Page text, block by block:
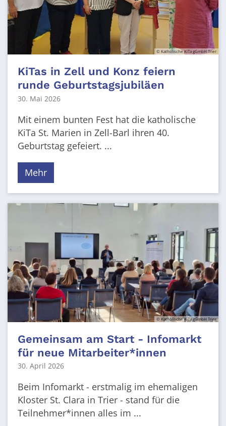
© Katholische KiTa gGmbH Trier
KiTas in Zell und Konz feiern
runde Geburtstagsjubiläen
30. Mai 2026
Mit einem bunten Fest hat die katholische
KiTa St. Marien in Zell-Barl ihren 40.
Geburtstag gefeiert. ...
Mehr
© Katholische KiTa gGmbH Trier
Gemeinsam am Start - Infomarkt
für neue Mitarbeiter*innen
30. April 2026
Beim Infomarkt - erstmalig im ehemaligen
Kloster St. Clara in Trier - stand für die
Teilnehmer*innen alles im ...